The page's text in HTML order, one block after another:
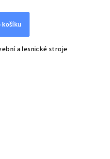
košíku
a lesnické stroje